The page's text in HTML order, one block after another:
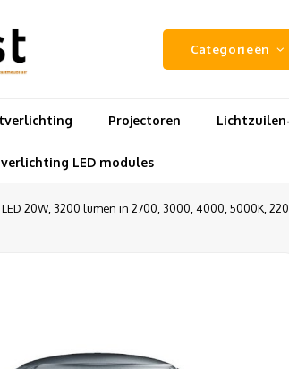
Categorieën
Projectoren
LED modules
LED 20W, 3200 lumen in 2700, 3000, 4000, 5000K,